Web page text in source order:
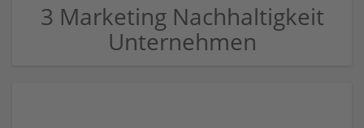
3 Marketing Nachhaltigkeit
Unternehmen